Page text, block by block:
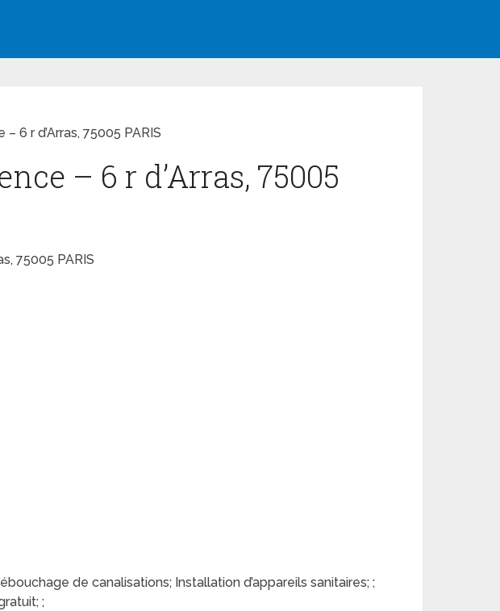
6 r d’Arras, 75005 PARIS
– 6 r d’Arras, 75005
75005 PARIS
de canalisations; Installation d’appareils sanitaires; ;
;